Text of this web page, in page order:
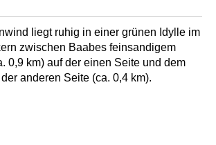
liegt ruhig in einer grünen Idylle im
zwischen Baabes feinsandigem
0,9 km) auf der einen Seite und dem
anderen Seite (ca. 0,4 km).